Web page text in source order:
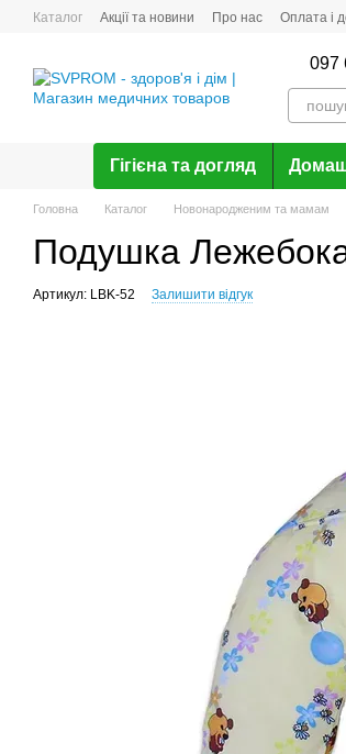
Перейти до основного контенту
Каталог Акції та новини Про нас Оплата і
097
Гігієна та догляд
Головна Каталог Новонародженим та мамам
Подушка
Артикул: LBK-52 Залишити відгук